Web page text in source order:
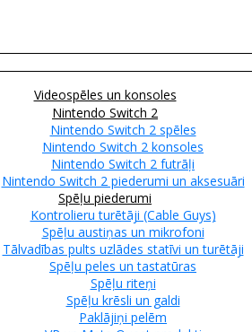
Videospēles un konsoles
Nintendo Switch 2
Nintendo Switch 2 spēles
Nintendo Switch 2 konsoles
Nintendo Switch 2 futrāļi
Nintendo Switch 2 piederumi un aksesuāri
Spēļu piederumi
Kontrolieru turētāji (Cable Guys)
Spēļu austiņas un mikrofoni
Tālvadības pults uzlādes statīvi un turētāji
Spēļu peles un tastatūras
Spēļu riteņi
Spēļu krēsli un galdi
Paklājiņi pelēm